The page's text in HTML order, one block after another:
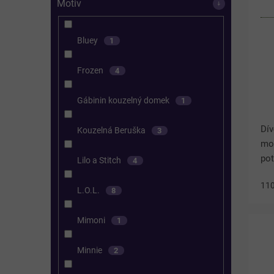
Motiv
Bluey 1
Frozen 4
Gábinin kouzelný domek 1
Kouzelná Beruška 3
Lilo a Stitch 4
L.O.L. 8
Mimoni 1
Minnie 2